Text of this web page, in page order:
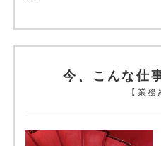
今、こんな仕
【業務